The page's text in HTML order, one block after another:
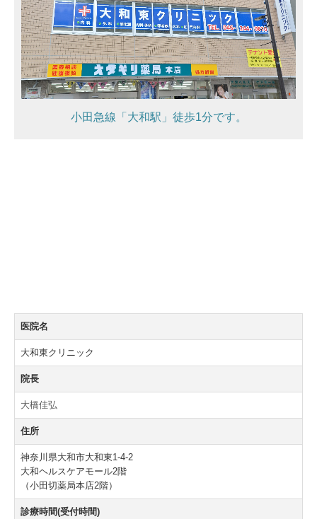
小田急線「大和駅」徒歩1分です。
医院名
大和東クリニック
院長
大橋佳弘
住所
神奈川県大和市大和東1-4-2
大和ヘルスケアモール2階
（小田切薬局本店2階）
診療時間(受付時間)